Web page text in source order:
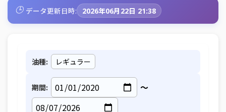
🕒 データ更新日時: 2026年06月22日 21:38
油種:
期間: ～